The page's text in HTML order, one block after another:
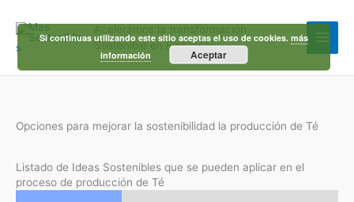
contenido
Sostenible en Empresas
Opciones para mejorar la sostenibilidad la producción de Té
Listado de Ideas Sostenibles que se pueden aplicar en el
proceso de producción de Té
Si continuas utilizando este sitio aceptas el uso de cookies.más
información
Aceptar